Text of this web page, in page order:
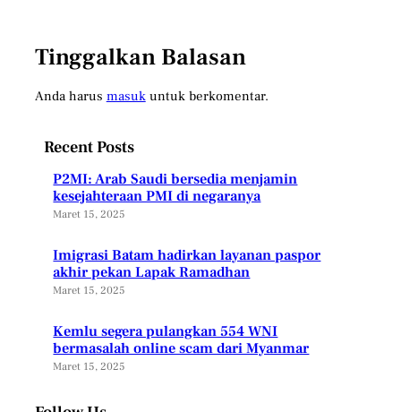
Tinggalkan Balasan
Anda harus masukuntuk berkomentar.
Recent Posts
P2MI: Arab Saudi bersedia menjamin
kesejahteraan PMI di negaranya
Maret 15, 2025
Imigrasi Batam hadirkan layanan paspor
akhir pekan Lapak Ramadhan
Maret 15, 2025
Kemlu segera pulangkan 554 WNI
bermasalah online scam dari Myanmar
Maret 15, 2025